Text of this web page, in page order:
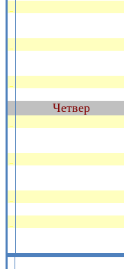
Четвер